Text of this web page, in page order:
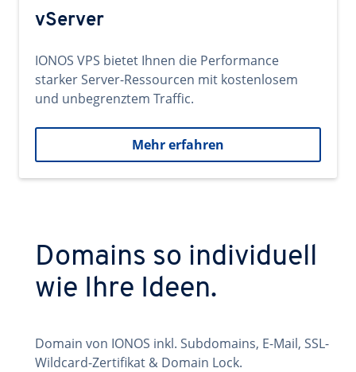
vServer
IONOS VPS bietet Ihnen die Performance
starker Server-Ressourcen mit kostenlosem
und unbegrenztem Traffic.
Mehr erfahren
Domains so individuell
wie Ihre Ideen.
Domain von IONOS inkl. Subdomains, E-Mail, SSL-
Wildcard-Zertifikat & Domain Lock.